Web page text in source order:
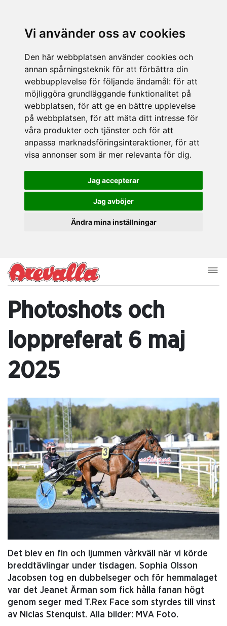
Vi använder oss av cookies
Den här webbplatsen använder cookies och
annan spårningsteknik för att förbättra din
webbupplevelse för följande ändamål: för att
möjliggöra grundläggande funktionalitet på
webbplatsen, för att ge en bättre upplevelse
på webbplatsen, för att mäta ditt intresse för
våra produkter och tjänster och för att
anpassa marknadsföringsinteraktioner, för att
visa annonser som är mer relevanta för dig.
Jag accepterar
Jag avböjer
Ändra mina inställningar
Photoshots och
loppreferat 6 maj
2025
Det blev en fin och ljummen vårkväll när vi körde
breddtävlingar under tisdagen. Sophia Olsson
Jacobsen tog en dubbelseger och för hemmalaget
var det Jeanet Årman som fick hålla fanan högt
genom seger med T.Rex Face som styrdes till vinst
av Niclas Stenquist. Alla bilder: MVA Foto.